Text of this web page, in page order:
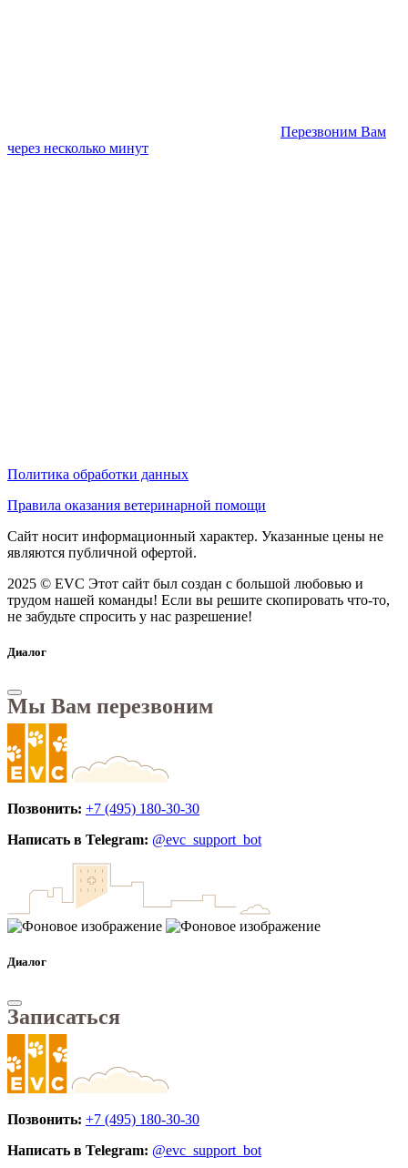
Перезвоним Вам
через несколько минут
Политика обработки данных
Правила оказания ветеринарной помощи
Сайт носит информационный характер. Указанные цены не
являются публичной офертой.
2025 © EVC Этот сайт был создан с большой любовью и
трудом нашей команды! Если вы решите скопировать что-то,
не забудьте спросить у нас разрешение!
Диалог
Мы Вам перезвоним
Позвонить: +7 (495) 180-30-30
Написать в Telegram: @evc_support_bot
Диалог
Записаться
Позвонить: +7 (495) 180-30-30
Написать в Telegram: @evc_support_bot